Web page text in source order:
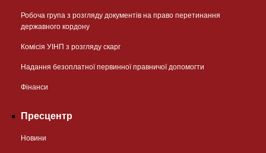
Робоча група з розгляду документів на право перетинання
державного кордону
Комісія УІНП з розгляду скарг
Надання безоплатної первинної правничої допомогти
Фінанси
Пресцентр
Новини